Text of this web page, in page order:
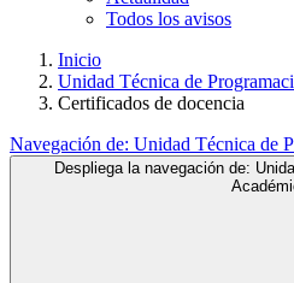
Todos los avisos
Inicio
Unidad Técnica de
Certificados de docencia
Navegación de: Unidad Técnica de
Despliega la navegación de: